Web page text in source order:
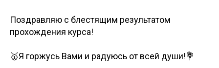
Поздравляю с блестящим результатом
прохождения курса!
🥇Я горжусь Вами и радуюсь от всей души!💐